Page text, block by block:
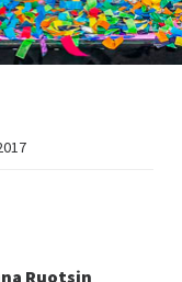
Ruotsin